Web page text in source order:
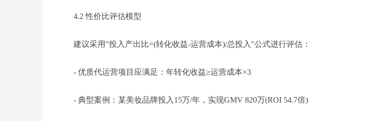
4.2 性价比评估模型
建议采用"投入产出比=(转化收益-运营成本)/总投入"公式进行评估：
- 优质代运营项目应满足：年转化收益≥运营成本×3
- 典型案例：某美妆品牌投入15万/年，实现GMV 820万(ROI 54.7倍)